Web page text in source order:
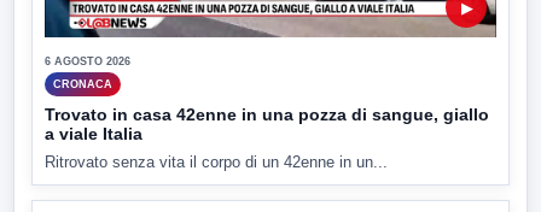
▶
6 AGOSTO 2026
CRONACA
Trovato in casa 42enne in una pozza di sangue, giallo
a viale Italia
Ritrovato senza vita il corpo di un 42enne in un...